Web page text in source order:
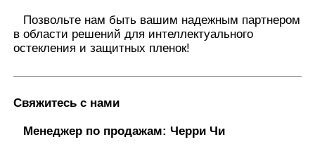
Позвольте нам быть вашим надежным партнером
в области решений для интеллектуального
остекления и защитных пленок!
Свяжитесь с нами
Менеджер по продажам: Черри Чи